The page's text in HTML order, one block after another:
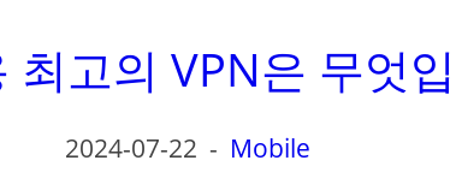
최고의 VPN은 무엇
2024-07-22 - Mobile